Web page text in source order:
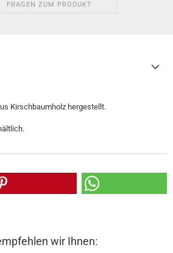
FRAGEN ZUM PRODUKT
Kirschbaumholz hergestellt.
wir Ihnen: